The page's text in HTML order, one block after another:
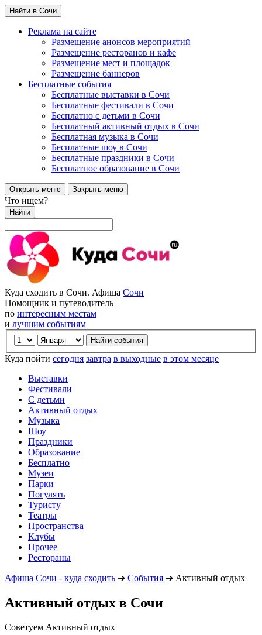
Найти в Сочи
Реклама на сайте
Размещение анонсов мероприятий
Размещение ресторанов и кафе
Размещение мест и площадок
Размещение баннеров
Бесплатные события
Бесплатные выставки в Сочи
Бесплатные фестивали в Сочи
Бесплатно с детьми в Сочи
Бесплатный активный отдых в Сочи
Бесплатная музыка в Сочи
Бесплатные шоу в Сочи
Бесплатные праздники в Сочи
Бесплатное образование в Сочи
Открыть меню Закрыть меню
Что ищем?
Найти
Куда сходить в Сочи. Афиша Сочи
Помощник и путеводитель
по интересным местам
и лучшим событиям
Куда пойти сегодня завтра в выходные в этом месяце
Выставки
Фестивали
С детьми
Активный отдых
Музыка
Шоу
Праздники
Образование
Бесплатно
Музеи
Парки
Погулять
Туристу
Театры
Пространства
Клубы
Прочее
Рестораны
Афиша Сочи - куда сходить ➔ События ➔ Активный отдых
Активный отдых в Сочи
Советуем Активный отдых